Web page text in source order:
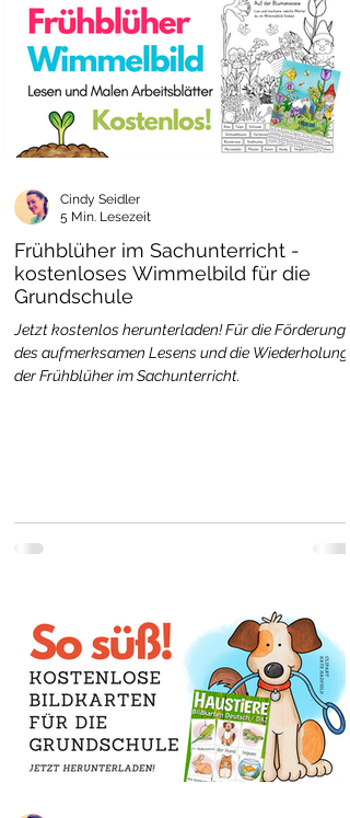
Frühblüher im Sachunterricht -
kostenloses Wimmelbild für die
Grundschule
Jetzt kostenlos herunterladen! Für die Förderung
des aufmerksamen Lesens und die Wiederholung
der Frühblüher im Sachunterricht.
Cindy Seidler
5 Min. Lesezeit